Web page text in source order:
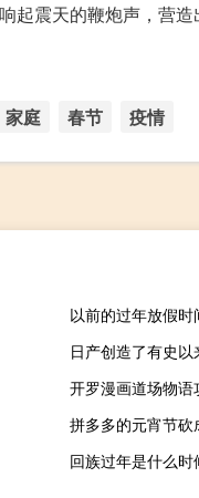
震天的鞭炮声，营造
家庭 春节 疫情
以前的过年放假时
日产创造了有史
开罗漫画道场物语
拼多多的元宵节砍
回族过年是什么时